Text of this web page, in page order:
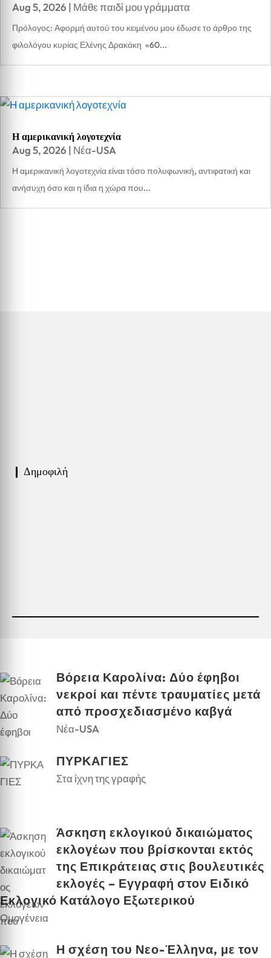
Aug 5, 2026 | Μάθε παιδί μου γράμματα
Πρόλογος: Αφορμή αυτού του κειμένου μου έδωσε το άρθρο της
φιλολόγου κυρίας Ελένης Δρακάκη «60...
Η αμερικανική λογοτεχνία
Aug 5, 2026 | Νέα-USA
Η αμερικανική λογοτεχνία είναι τόσο πολυφωνική, αντιφατική και
ανήσυχη όσο και η ίδια η χώρα που...
❙ Δημοφιλή
Βόρεια Καρολίνα: Δύο έφηβοι
νεκροί και πέντε τραυματίες μετά
από προσχεδιασμένο καβγά
Νέα-USA
ΠΥΡΚΑΓΙΕΣ
Στα ίχνη της γραφής
Άσκηση εκλογικού δικαιώματος
εκλογέων που βρίσκονται εκτός
της Επικράτειας στις βουλευτικές
εκλογές – Εγγραφή στον Ειδικό
Εκλογικό Κατάλογο Εξωτερικού
Ομογένεια
Η σχέση του Νεο-Έλληνα, με τον